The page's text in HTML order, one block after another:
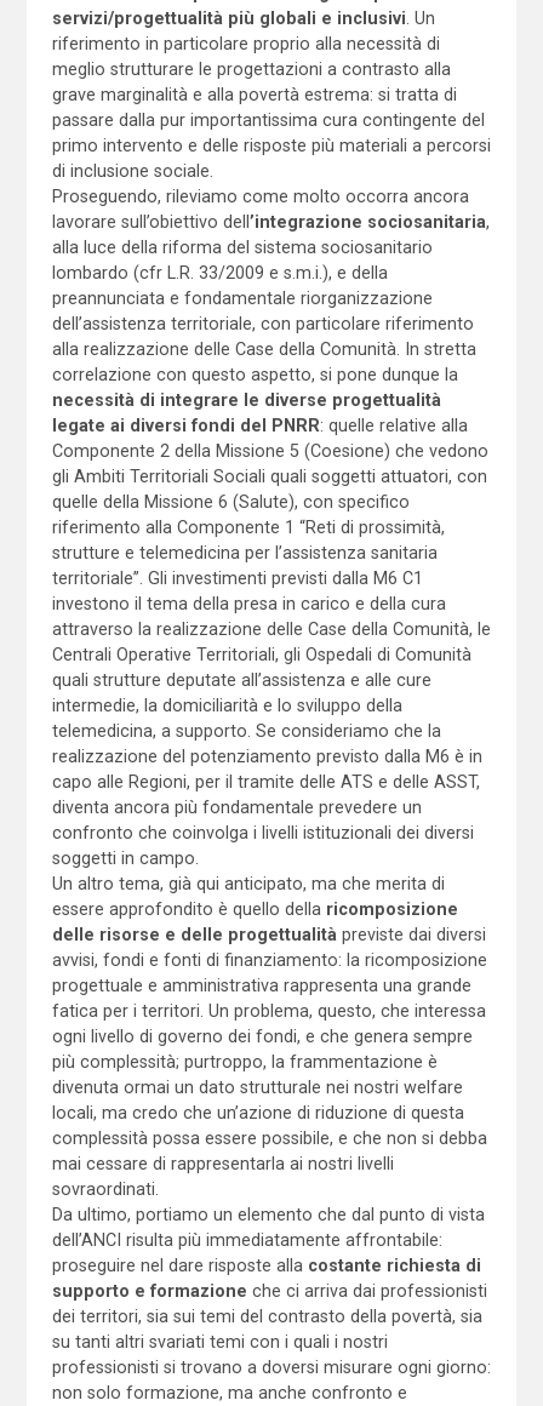
servizi/progettualità più globali e inclusivi . Un
riferimento in particolare proprio alla necessità di
meglio strutturare le progettazioni a contrasto alla
grave marginalità e alla povertà estrema: si tratta di
passare dalla pur importantissima cura contingente del
primo intervento e delle risposte più materiali a percorsi
di inclusione sociale.
Proseguendo, rileviamo come molto occorra ancora
lavorare sull’obiettivo dell ’integrazione sociosanitaria,
alla luce della riforma del sistema sociosanitario
lombardo (cfr L.R. 33/2009 e s.m.i.), e della
preannunciata e fondamentale riorganizzazione
dell’assistenza territoriale, con particolare riferimento
alla realizzazione delle Case della Comunità. In stretta
correlazione con questo aspetto, si pone dunque la
necessità di integrare le diverse progettualità
legate ai diversi fondi del PNRR: quelle relative alla
Componente 2 della Missione 5 (Coesione) che vedono
gli Ambiti Territoriali Sociali quali soggetti attuatori, con
quelle della Missione 6 (Salute), con specifico
riferimento alla Componente 1 “Reti di prossimità,
strutture e telemedicina per l’assistenza sanitaria
territoriale”. Gli investimenti previsti dalla M6 C1
investono il tema della presa in carico e della cura
attraverso la realizzazione delle Case della Comunità, le
Centrali Operative Territoriali, gli Ospedali di Comunità
quali strutture deputate all’assistenza e alle cure
intermedie, la domiciliarità e lo sviluppo della
telemedicina, a supporto. Se consideriamo che la
realizzazione del potenziamento previsto dalla M6 è in
capo alle Regioni, per il tramite delle ATS e delle ASST,
diventa ancora più fondamentale prevedere un
confronto che coinvolga i livelli istituzionali dei diversi
soggetti in campo.
Un altro tema, già qui anticipato, ma che merita di
essere approfondito è quello della ricomposizione
delle risorse e delle progettualità previste dai diversi
avvisi, fondi e fonti di finanziamento: la ricomposizione
progettuale e amministrativa rappresenta una grande
fatica per i territori. Un problema, questo, che interessa
ogni livello di governo dei fondi, e che genera sempre
più complessità; purtroppo, la frammentazione è
divenuta ormai un dato strutturale nei nostri welfare
locali, ma credo che un’azione di riduzione di questa
complessità possa essere possibile, e che non si debba
mai cessare di rappresentarla ai nostri livelli
sovraordinati.
Da ultimo, portiamo un elemento che dal punto di vista
dell’ANCI risulta più immediatamente affrontabile:
proseguire nel dare risposte alla costante richiesta di
supporto e formazione che ci arriva dai professionisti
dei territori, sia sui temi del contrasto della povertà, sia
su tanti altri svariati temi con i quali i nostri
professionisti si trovano a doversi misurare ogni giorno:
non solo formazione, ma anche confronto e